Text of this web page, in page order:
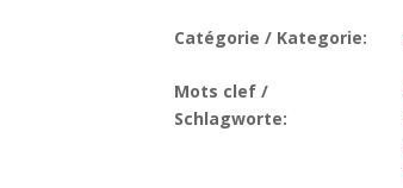
Catégorie / Kategorie:
Mots clef /
Schlagworte: